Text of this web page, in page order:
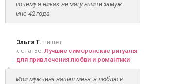
почему я никак не магу выйти замуж
мне 42 года
Ольга Т. пишет
к статье: Лучшие симоронские ритуалы
для привлечения любви и романтики
Мой мужчина нашёл меня, я люблю и